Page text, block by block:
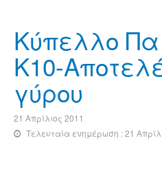
Κύπελλο
Κ10-
γύρου
21 Απρίλιος 2011
Τελευταία ενημέρωση : 21